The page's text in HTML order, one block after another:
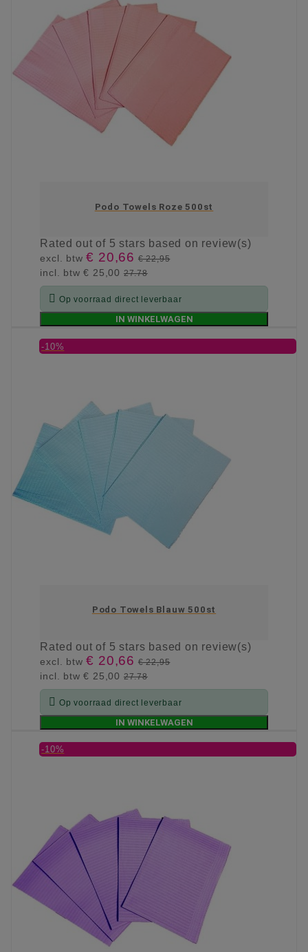
Podo Towels Roze 500st
Ratedout of 5 stars based on review(s)
excl. btw€ 20,66 € 22,95
incl. btw€ 25,00 27.78
 Op voorraad direct leverbaar
IN WINKELWAGEN
-10%
Podo Towels Blauw 500st
Ratedout of 5 stars based on review(s)
excl. btw€ 20,66 € 22,95
incl. btw€ 25,00 27.78
 Op voorraad direct leverbaar
IN WINKELWAGEN
-10%